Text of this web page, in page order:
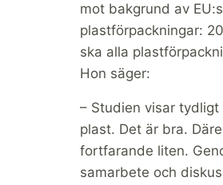
mot bakgrund av
plastförpackningar:
ska alla
Hon säger:
– Studien visar
plast. Det är bra.
fortfarande liten.
samarbete och